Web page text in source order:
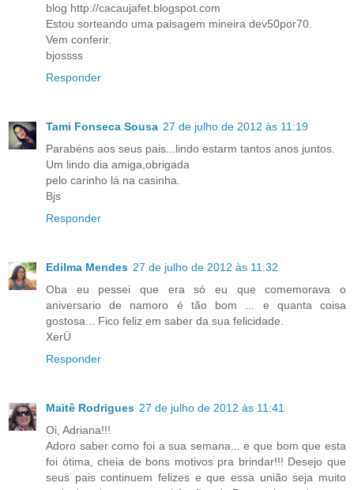
blog http://cacaujafet.blogspot.com
Estou sorteando uma paisagem mineira dev50por70.
Vem conferir.
bjossss
Responder
Tami Fonseca Sousa 27 de julho de 2012 às 11:19
Parabéns aos seus pais...lindo estarm tantos anos juntos.
Um lindo dia amiga,obrigada
pelo carinho lá na casinha.
Bjs
Responder
Edilma Mendes 27 de julho de 2012 às 11:32
Oba eu pessei que era só eu que comemorava o
aniversario de namoro é tão bom ... e quanta coisa
gostosa... Fico feliz em saber da sua felicidade.
XerÜ
Responder
Maitê Rodrigues 27 de julho de 2012 às 11:41
Oi, Adriana!!!
Adoro saber como foi a sua semana... e que bom que esta
foi ótima, cheia de bons motivos pra brindar!!! Desejo que
seus pais continuem felizes e que essa união seja muito